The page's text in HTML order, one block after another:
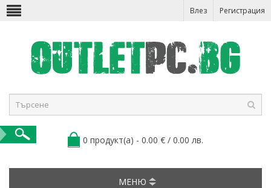
Влез Регистрация
0 продукт(а) - 0.00 € / 0.00 лв.
МЕНЮ